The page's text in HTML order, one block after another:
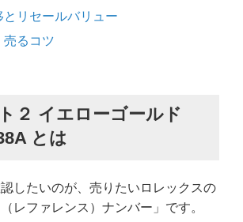
とリセールバリュー
売るコツ
２ イエローゴールド
とは
したいのが、売りたいロレックスの
レファレンス）ナンバー」です。